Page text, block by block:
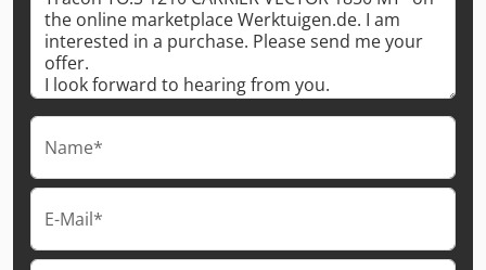
Name*
E-Mail*